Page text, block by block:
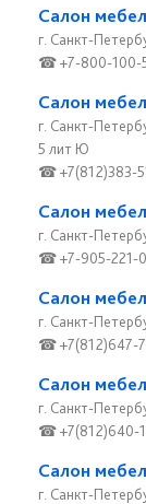
Салон
г. Санкт-
☎ +7-800-100-
Салон
г. Санкт-
5 лит Ю
☎ +7(812)383-
Салон
г. Санкт-
☎ +7-905-221-
Салон
г. Санкт-
☎ +7(812)647-
Салон
г. Санкт-
☎ +7(812)640-
Салон
г. Санкт-